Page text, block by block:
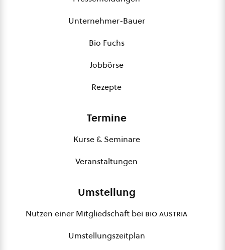
Unternehmer-Bauer
Bio Fuchs
Jobbörse
Rezepte
Termine
Kurse & Seminare
Veranstaltungen
Umstellung
Nutzen einer Mitgliedschaft bei bio austria
Umstellungszeitplan